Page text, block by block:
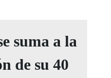
suma a la
de su 40